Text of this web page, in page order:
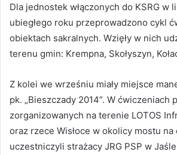
Dla jednostek włączonych do KSRG w
ubiegłego roku przeprowadzono cykl
obiektach sakralnych. Wzięły w nich
terenu gmin: Krempna, Skołyszyn,
Z kolei we wrześniu miały miejsce
pk. „Bieszczady 2014”. W ćwiczeniach
zorganizowanych na terenie LOTOS
oraz rzece Wisłoce w okolicy mostu
uczestniczyli strażacy JRG PSP w